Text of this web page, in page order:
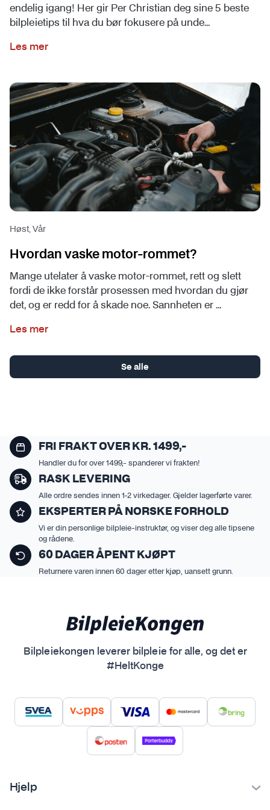
endelig igang! Her gir Per Christian deg sine 5 beste
bilpleietips til hva du bør fokusere på unde...
Les mer
Høst, Vår
Hvordan vaske motor-rommet?
Mange utelater å vaske motor-rommet, rett og slett
fordi de ikke forstår prosessen med hvordan du gjør
det, og er redd for å skade noe. Sannheten er ...
Les mer
Se alle
FRI FRAKT OVER KR. 1499,-
Handler du for over 1499,- spanderer vi frakten!
RASK LEVERING
Alle ordre sendes innen 1-2 virkedager. Gjelder lagerførte varer.
EKSPERTER PÅ NORSKE FORHOLD
Vi er din personlige bilpleie-instruktør, og viser deg alle tipsene
og rådene.
60 DAGER ÅPENT KJØPT
Returnere varen innen 60 dager etter kjøp, uansett grunn.
Bilpleiekongen leverer bilpleie for alle, og det er
#HeltKonge
Hjelp